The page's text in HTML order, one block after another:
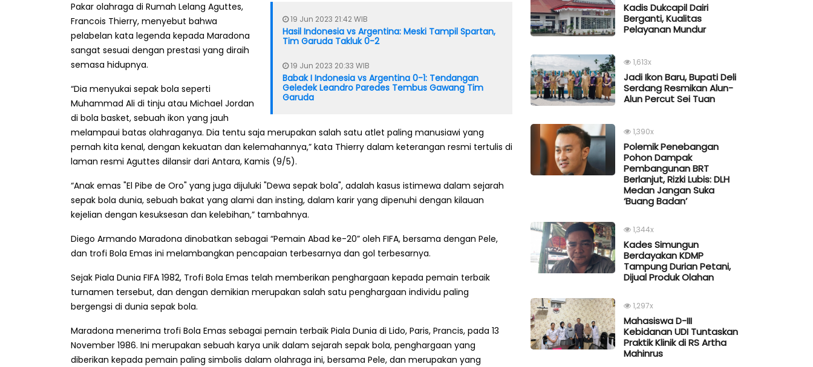
19 Jun 2023 21:42 WIB
Hasil Indonesia vs Argentina: Meski Tampil Spartan,
Tim Garuda Takluk 0-2
19 Jun 2023 20:33 WIB
Babak I Indonesia vs Argentina 0-1: Tendangan
Geledek Leandro Paredes Tembus Gawang Tim
Garuda
Pakar olahraga di Rumah Lelang Aguttes,
Francois Thierry, menyebut bahwa
pelabelan kata legenda kepada Maradona
sangat sesuai dengan prestasi yang diraih
semasa hidupnya.
“Dia menyukai sepak bola seperti
Muhammad Ali di tinju atau Michael Jordan
di bola basket, sebuah ikon yang jauh
melampaui batas olahraganya. Dia tentu saja merupakan salah satu atlet paling manusiawi yang
pernah kita kenal, dengan kekuatan dan kelemahannya,” kata Thierry dalam keterangan resmi tertulis di
laman resmi Aguttes dilansir dari Antara, Kamis (9/5).
“Anak emas "El Pibe de Oro" yang juga dijuluki "Dewa sepak bola", adalah kasus istimewa dalam sejarah
sepak bola dunia, sebuah bakat yang alami dan insting, dalam karir yang dipenuhi dengan kilauan
kejelian dengan kesuksesan dan kelebihan,” tambahnya.
Diego Armando Maradona dinobatkan sebagai “Pemain Abad ke-20” oleh FIFA, bersama dengan Pele,
dan trofi Bola Emas ini melambangkan pencapaian terbesarnya dan gol terbesarnya.
Sejak Piala Dunia FIFA 1982, Trofi Bola Emas telah memberikan penghargaan kepada pemain terbaik
turnamen tersebut, dan dengan demikian merupakan salah satu penghargaan individu paling
bergengsi di dunia sepak bola.
Maradona menerima trofi Bola Emas sebagai pemain terbaik Piala Dunia di Lido, Paris, Prancis, pada 13
November 1986. Ini merupakan sebuah karya unik dalam sejarah sepak bola, penghargaan yang
diberikan kepada pemain paling simbolis dalam olahraga ini, bersama Pele, dan merupakan yang
Kadis Dukcapil Dairi
Berganti, Kualitas
Pelayanan Mundur
1,613x
Jadi Ikon Baru, Bupati Deli
Serdang Resmikan Alun-
Alun Percut Sei Tuan
1,390x
Polemik Penebangan
Pohon Dampak
Pembangunan BRT
Berlanjut, Rizki Lubis: DLH
Medan Jangan Suka
‘Buang Badan’
1,344x
Kades Simungun
Berdayakan KDMP
Tampung Durian Petani,
Dijual Produk Olahan
1,297x
Mahasiswa D-III
Kebidanan UDI Tuntaskan
Praktik Klinik di RS Artha
Mahinrus